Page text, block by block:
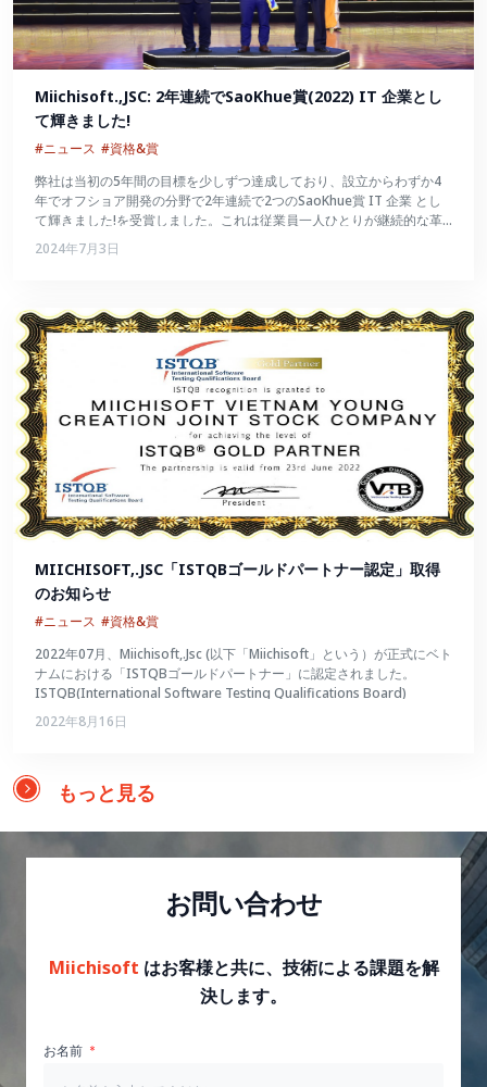
Miichisoft.,JSC: 2年連続でSaoKhue賞(2022) IT 企業とし
て輝きました!
#ニュース #資格&賞
弊社は当初の5年間の目標を少しずつ達成しており、設立からわずか4
年でオフショア開発の分野で2年連続で2つのSaoKhue賞 IT 企業 とし
て輝きました!を受賞しました。これは従業員一人ひとりが継続的な革
新を続け、数々の試練を切り抜けて大きく成長したことの証でもあるで
しょう。
2024年7月3日
MIICHISOFT,.JSC「ISTQBゴールドパートナー認定」取得
のお知らせ
#ニュース #資格&賞
2022年07月、Miichisoft,.Jsc (以下「Miichisoft」という）が正式にベト
ナムにおける「ISTQBゴールドパートナー」に認定されました。
ISTQB(International Software Testing Qualifications Board)
2022年8月16日
もっと見る
お問い合わせ
Miichisoft はお客様と共に、技術による課題を解
決します。
お名前